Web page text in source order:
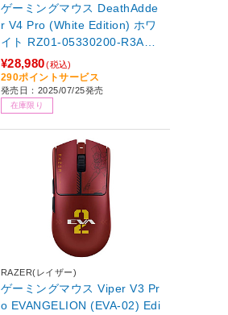
ゲーミングマウス DeathAdde
r V4 Pro (White Edition) ホワ
イト RZ01-05330200-R3A1
［光学式 /有線／無線(ワイヤ
レス) /6ボタン /USB］
¥28,980(税込)
290ポイントサービス
発売日：2025/07/25発売
在庫限り
RAZER(レイザー)
ゲーミングマウス Viper V3 Pr
o EVANGELION (EVA-02) Edi